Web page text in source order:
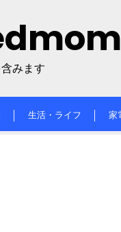
みます
生活・ライフ 家